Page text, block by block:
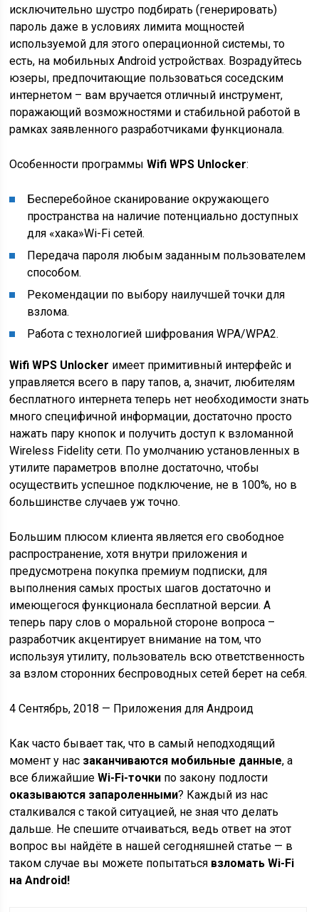
исключительно шустро подбирать (генерировать)
пароль даже в условиях лимита мощностей
используемой для этого операционной системы, то
есть, на мобильных Android устройствах. Возрадуйтесь
юзеры, предпочитающие пользоваться соседским
интернетом – вам вручается отличный инструмент,
поражающий возможностями и стабильной работой в
рамках заявленного разработчиками функционала.
Особенности программыWifi WPS Unlocker:
Бесперебойное сканирование окружающего
пространства на наличие потенциально доступных
для «хака»Wi-Fi сетей.
Передача пароля любым заданным пользователем
способом.
Рекомендации по выбору наилучшей точки для
взлома.
Работа с технологией шифрования WPA/WPA2.
Wifi WPS Unlocker имеет примитивный интерфейс и
управляется всего в пару тапов, а, значит, любителям
бесплатного интернета теперь нет необходимости знать
много специфичной информации, достаточно просто
нажать пару кнопок и получить доступ к взломанной
Wireless Fidelity сети. По умолчанию установленных в
утилите параметров вполне достаточно, чтобы
осуществить успешное подключение, не в 100%, но в
большинстве случаев уж точно.
Большим плюсом клиента является его свободное
распространение, хотя внутри приложения и
предусмотрена покупка премиум подписки, для
выполнения самых простых шагов достаточно и
имеющегося функционала бесплатной версии. А
теперь пару слов о моральной стороне вопроса –
разработчик акцентирует внимание на том, что
используя утилиту, пользователь всю ответственность
за взлом сторонних беспроводных сетей берет на себя.
4 Сентябрь, 2018 — Приложения для Андроид
Как часто бывает так, что в самый неподходящий
момент у нас заканчиваются мобильные данные, а
все ближайшиеWi-Fi-точки по закону подлости
оказываются запароленными? Каждый из нас
сталкивался с такой ситуацией, не зная что делать
дальше. Не спешите отчаиваться, ведь ответ на этот
вопрос вы найдёте в нашей сегодняшней статье — в
таком случае вы можете попытаться взломать Wi-Fi
на Android!